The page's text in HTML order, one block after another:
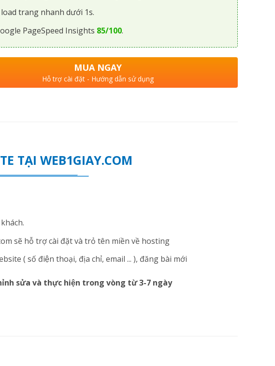
trang nhanh dưới 1s.
PageSpeed Insights 85/100.
MUA NGAY
Hỗ trợ cài đặt - Hướng dẫn sử dụng
TẠI WEB1GIAY.COM
sẽ hỗ trợ cài đặt và trỏ tên miền về hosting
( số điện thoại, địa chỉ, email ... ), đăng bài mới
sửa và thực hiện trong vòng từ 3-7 ngày